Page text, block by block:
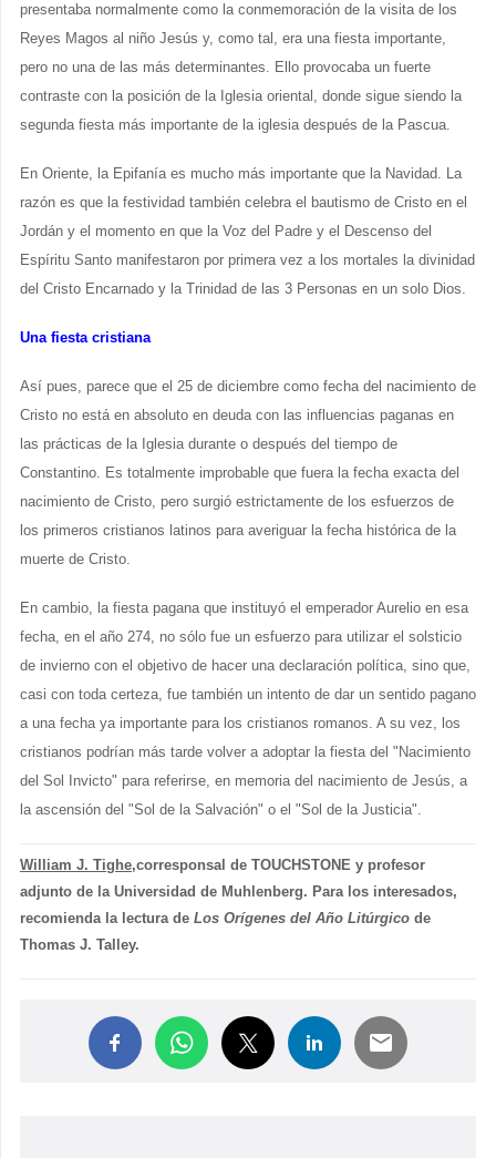
presentaba normalmente como la conmemoración de la visita de los
Reyes Magos al niño Jesús y, como tal, era una fiesta importante,
pero no una de las más determinantes. Ello provocaba un fuerte
contraste con la posición de la Iglesia oriental, donde sigue siendo la
segunda fiesta más importante de la iglesia después de la Pascua.
En Oriente, la Epifanía es mucho más importante que la Navidad. La
razón es que la festividad también celebra el bautismo de Cristo en el
Jordán y el momento en que la Voz del Padre y el Descenso del
Espíritu Santo manifestaron por primera vez a los mortales la divinidad
del Cristo Encarnado y la Trinidad de las 3 Personas en un solo Dios.
Una fiesta cristiana
Así pues, parece que el 25 de diciembre como fecha del nacimiento de
Cristo no está en absoluto en deuda con las influencias paganas en
las prácticas de la Iglesia durante o después del tiempo de
Constantino. Es totalmente improbable que fuera la fecha exacta del
nacimiento de Cristo, pero surgió estrictamente de los esfuerzos de
los primeros cristianos latinos para averiguar la fecha histórica de la
muerte de Cristo.
En cambio, la fiesta pagana que instituyó el emperador Aurelio en esa
fecha, en el año 274, no sólo fue un esfuerzo para utilizar el solsticio
de invierno con el objetivo de hacer una declaración política, sino que,
casi con toda certeza, fue también un intento de dar un sentido pagano
a una fecha ya importante para los cristianos romanos. A su vez, los
cristianos podrían más tarde volver a adoptar la fiesta del "Nacimiento
del Sol Invicto" para referirse, en memoria del nacimiento de Jesús, a
la ascensión del "Sol de la Salvación" o el "Sol de la Justicia".
William J. Tighe,corresponsal de TOUCHSTONE y profesor
adjunto de la Universidad de Muhlenberg. Para los interesados,
recomienda la lectura de Los Orígenes del Año Litúrgico de
Thomas J. Talley.